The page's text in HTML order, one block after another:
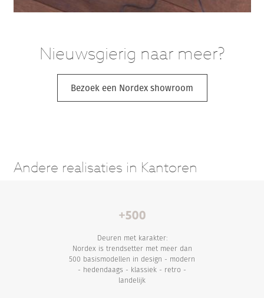
Nieuwsgierig naar meer?
Bezoek een Nordex showroom
Andere realisaties in Kantoren
Deuren met karakter:
Nordex is trendsetter met meer dan
500 basismodellen in design - modern
- hedendaags - klassiek - retro -
landelijk